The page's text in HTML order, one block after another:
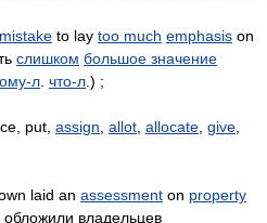
mistake to lay too much emphasis on
слишком большое значение
л что-л .) ;
put, assign allot allocate give
laid an assessment on property
обложили владельцев